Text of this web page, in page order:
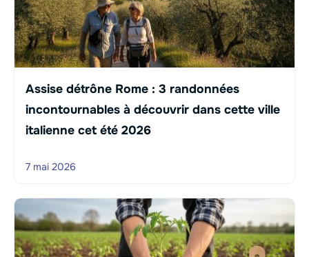
Assise détrône Rome : 3 randonnées
incontournables à découvrir dans cette ville
italienne cet été 2026
7 mai 2026